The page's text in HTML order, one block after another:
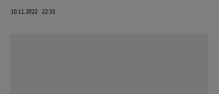
10.11.2022 22:33